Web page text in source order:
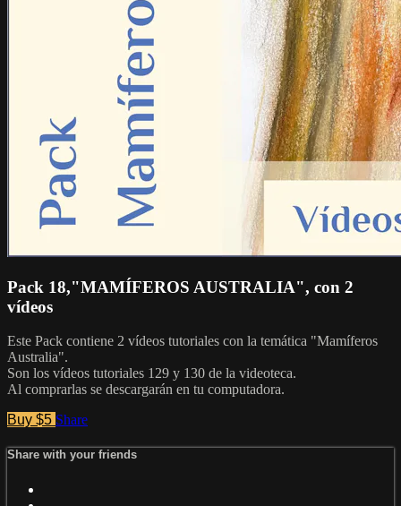
Pack 18,"MAMÍFEROS AUSTRALIA", con 2
vídeos
Este Pack contiene 2 vídeos tutoriales con la temática "Mamíferos
Australia".
Son los vídeos tutoriales 129 y 130 de la videoteca.
Al comprarlas se descargarán en tu computadora.
Buy $5 Share
Share with your friends